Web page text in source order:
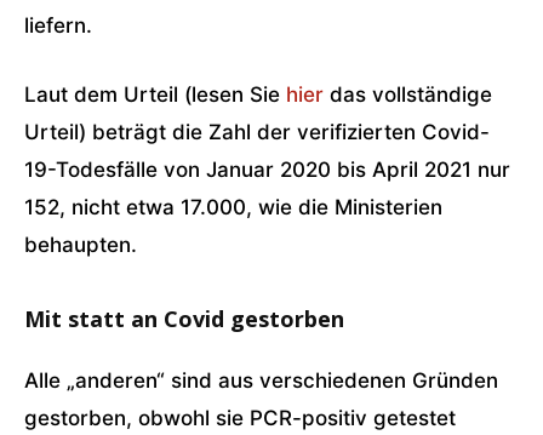
liefern.
Laut dem Urteil (lesen Sie hier das vollständige
Urteil) beträgt die Zahl der verifizierten Covid-
19-Todesfälle von Januar 2020 bis April 2021 nur
152, nicht etwa 17.000, wie die Ministerien
behaupten.
Mit statt an Covid gestorben
Alle „anderen“ sind aus verschiedenen Gründen
gestorben, obwohl sie PCR-positiv getestet